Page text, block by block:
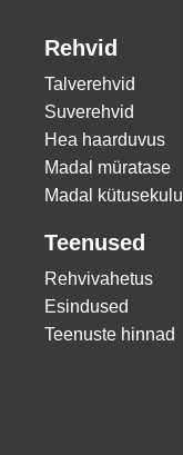
Rehvid
Talverehvid
Suverehvid
Hea haarduvus
Madal müratase
Madal kütusekulu
Teenused
Rehvivahetus
Esindused
Teenuste hinnad